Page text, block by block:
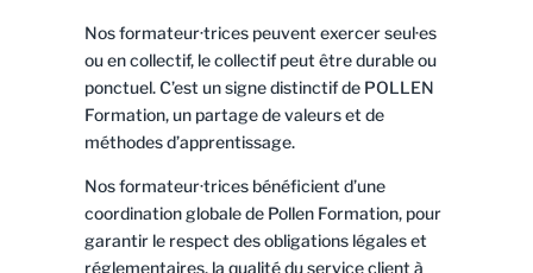
Nos formateur·trices peuvent exercer seul·es
ou en collectif, le collectif peut être durable ou
ponctuel. C’est un signe distinctif de POLLEN
Formation, un partage de valeurs et de
méthodes d’apprentissage.
Nos formateur·trices bénéficient d’une
coordination globale de Pollen Formation, pour
garantir le respect des obligations légales et
réglementaires, la qualité du service client à